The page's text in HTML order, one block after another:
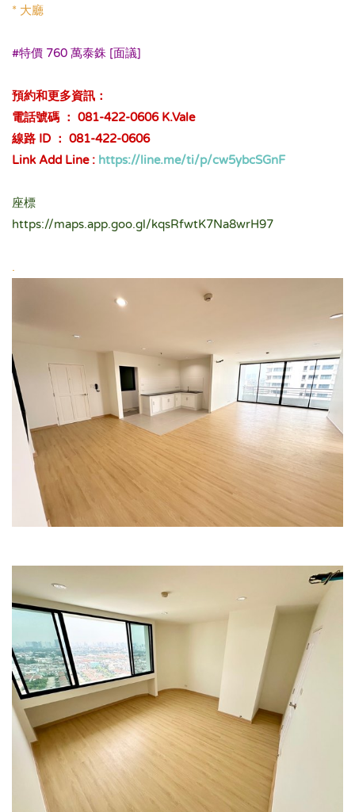
* 大廳
#特價 760 萬泰銖 [面議]
預約和更多資訊：
電話號碼 ： 081-422-0606 K.Vale
線路 ID ： 081-422-0606
Link Add Line : https://line.me/ti/p/cw5ybcSGnF
座標
https://maps.app.goo.gl/kqsRfwtK7Na8wrH97
.